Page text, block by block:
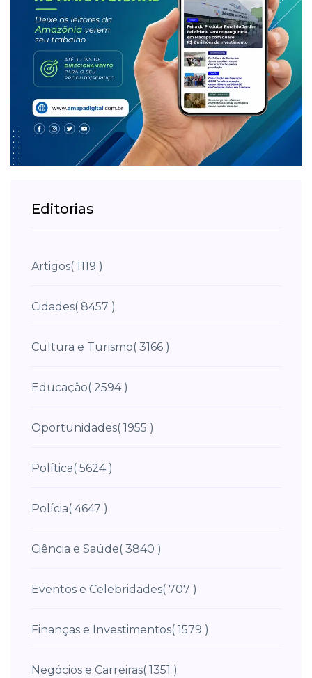
Editorias
Artigos( 1119 )
Cidades( 8457 )
Cultura e Turismo( 3166 )
Educação( 2594 )
Oportunidades( 1955 )
Política( 5624 )
Polícia( 4647 )
Ciência e Saúde( 3840 )
Eventos e Celebridades( 707 )
Finanças e Investimentos( 1579 )
Negócios e Carreiras( 1351 )